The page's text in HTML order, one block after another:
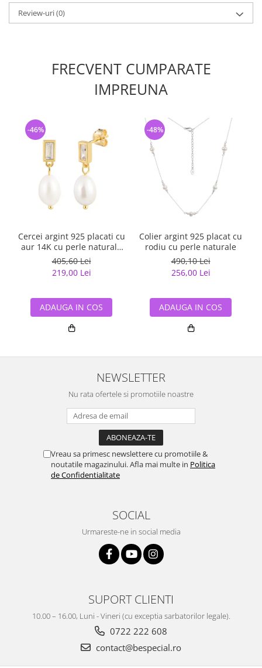
Review-uri(0)
FRECVENT CUMPARATE
IMPREUNA
Cercei argint 925 placati cu
aur 14K cu perle naturale
si zirconiu
405,60 Lei
219,00 Lei
-46%
ADAUGA IN COS
Colier argint 925 placat cu
rodiu cu perle naturale
490,10 Lei
256,00 Lei
-48%
ADAUGA IN COS
NEWSLETTER
Nu rata ofertele si promotiile noastre
Vreau sa primesc newslettere cu promotiile &
noutatile magazinului. Afla mai multe in Politica
de Confidentialitate
SOCIAL
Urmareste-ne in social media
SUPORT CLIENTI
10.00 – 16.00, Luni - Vineri (cu exceptia sarbatorilor legale).
0722 222 608
contact@bespecial.ro